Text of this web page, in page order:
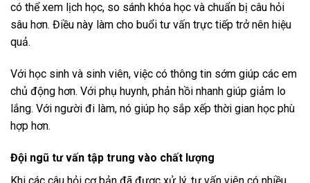
có thể xem lịch học, so sánh khóa học và chuẩn bị câu hỏi
sâu hơn. Điều này làm cho buổi tư vấn trực tiếp trở nên hiệu
quả.
Với học sinh và sinh viên, việc có thông tin sớm giúp các em
chủ động hơn. Với phụ huynh, phản hồi nhanh giúp giảm lo
lắng. Với người đi làm, nó giúp họ sắp xếp thời gian học phù
hợp hơn.
Đội ngũ tư vấn tập trung vào chất lượng